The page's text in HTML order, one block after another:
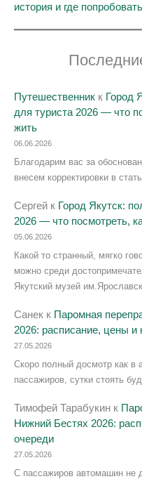
история и где попробовать
Путешественник к Город
для туриста 2026 — что
жить
06.06.2026
Благодарим вас за
внесем корректировки в
Сергей к Город Якутск:
2026 — что посмотреть,
05.06.2026
Какой то странный, мягко
можно среди
Якутский музей
Санек к Паромная
2026: расписание, цены и
27.05.2026
Скоро полный досмотр как в
пассажиров, сутки стоять
Тимофей Тарабукин к
Нижний Бестях 2026:
очереди
27.05.2026
С пассажиров автомашин не